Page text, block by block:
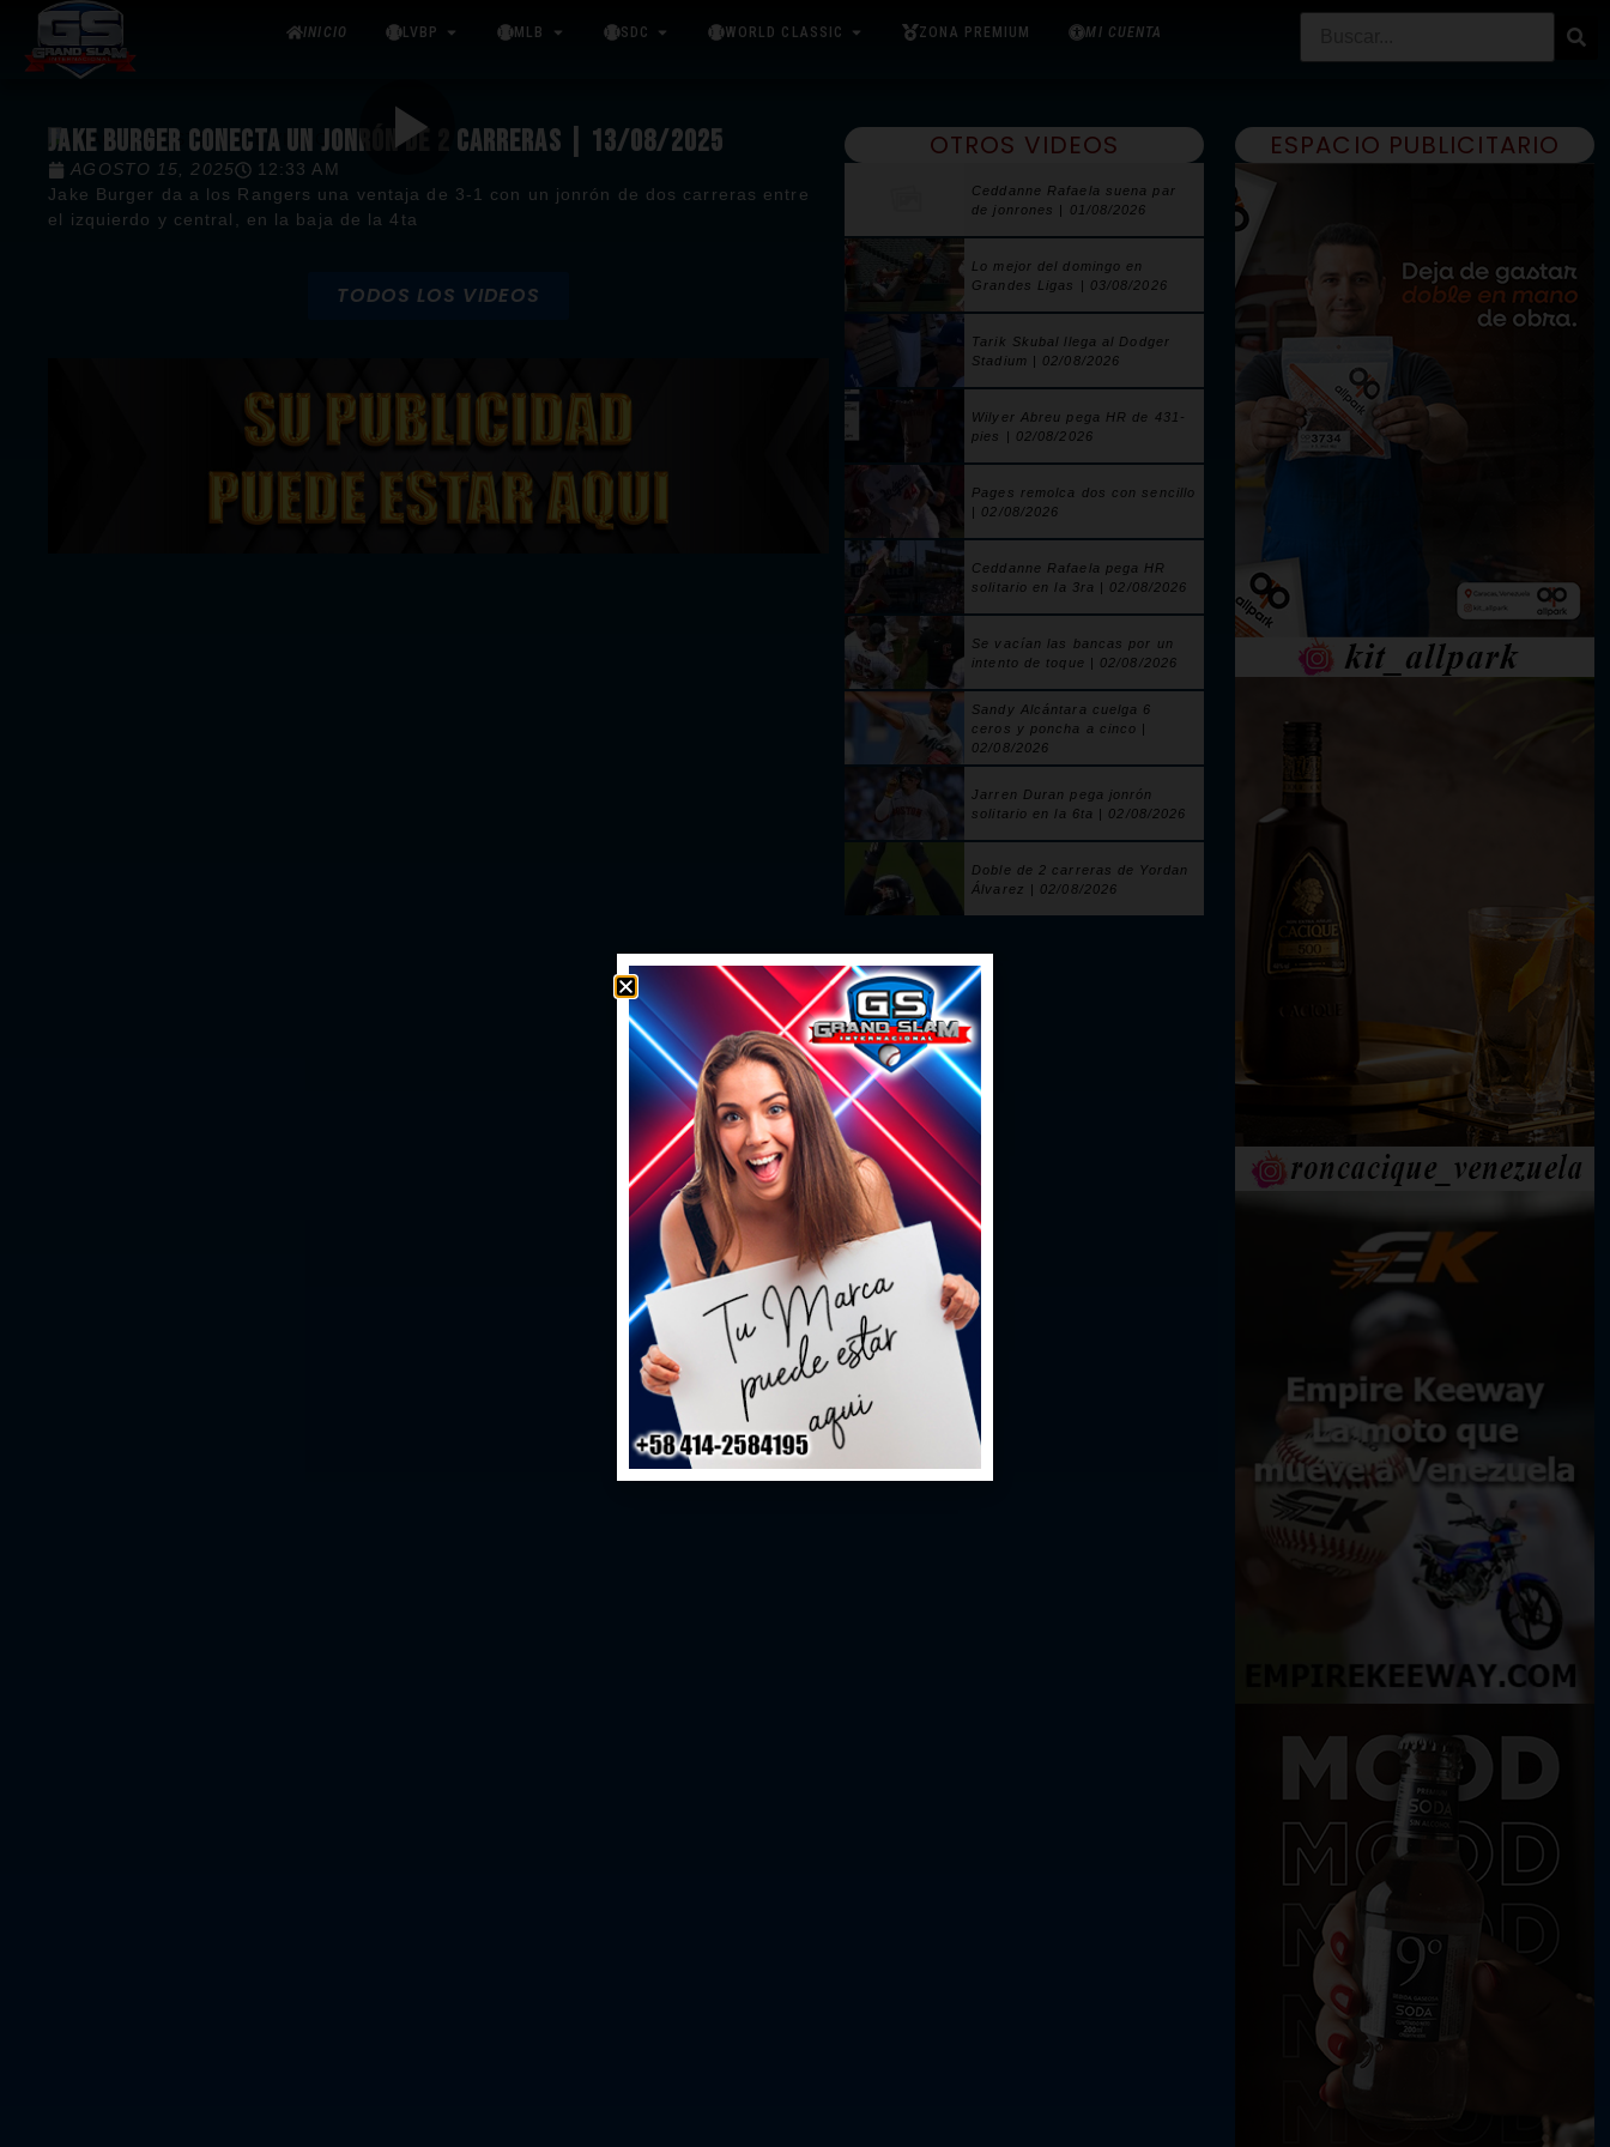
INICIO LVBP MLB SDC WORLD CLASSIC ZONA PREMIUM MI CUENTA
JAKE BURGER CONECTA UN JONRÓN DE 2 CARRERAS | 13/08/2025
AGOSTO 15, 2025
12:33 AM
Jake Burger da a los Rangers una ventaja de 3-1 con un jonrón de dos carreras entre
el izquierdo y central, en la baja de la 4ta
TODOS LOS VIDEOS
OTROS VIDEOS
Ceddanne Rafaela suena par
de jonrones | 01/08/2026
Lo mejor del domingo en
Grandes Ligas | 03/08/2026
Tarik Skubal llega al Dodger
Stadium | 02/08/2026
Wilyer Abreu pega HR de 431-
pies | 02/08/2026
Pages remolca dos con sencillo
| 02/08/2026
Ceddanne Rafaela pega HR
solitario en la 3ra | 02/08/2026
Se vacían las bancas por un
intento de toque | 02/08/2026
Sandy Alcántara cuelga 6
ceros y poncha a cinco |
02/08/2026
Jarren Duran pega jonrón
solitario en la 6ta | 02/08/2026
Doble de 2 carreras de Yordan
Álvarez | 02/08/2026
ESPACIO PUBLICITARIO